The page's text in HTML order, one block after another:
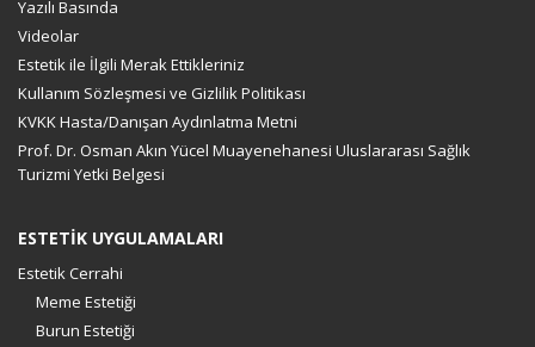
Yazılı Basında
Videolar
Estetik ile İlgili Merak Ettikleriniz
Kullanım Sözleşmesi ve Gizlilik Politikası
KVKK Hasta/Danışan Aydınlatma Metni
Prof. Dr. Osman Akın Yücel Muayenehanesi Uluslararası Sağlık
Turizmi Yetki Belgesi
ESTETİK UYGULAMALARI
Estetik Cerrahi
Meme Estetiği
Burun Estetiği